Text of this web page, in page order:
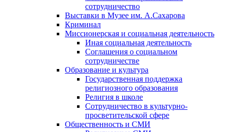
сотрудничество
Выставки в Музее им. А.Сахарова
Криминал
Миссионерская и социальная деятельность
Иная социальная деятельность
Соглашения о социальном
сотрудничестве
Образование и культура
Государственная поддержка
религиозного образования
Религия в школе
Сотрудничество в культурно-
просветительской сфере
Общественность и СМИ